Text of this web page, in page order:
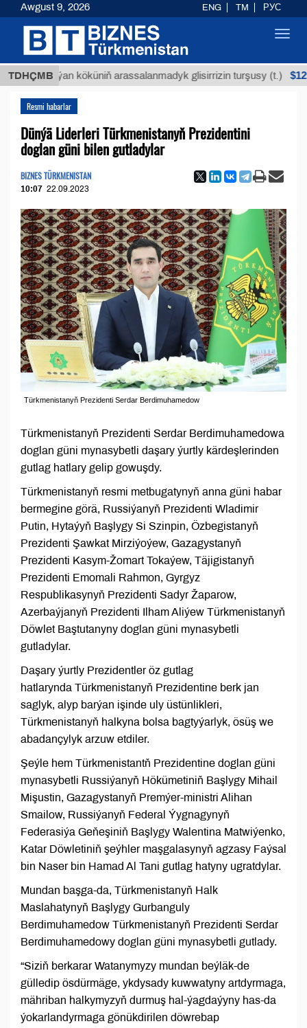
TDHÇMB
Buýan köküniň arassalanmadyk glisirrizin turşusy (t.) $12935,18
Resmi habarlar
Dünýä Liderleri Türkmenistanyň Prezidentini
doglan güni bilen gutladylar
BIZNES TÜRKMENISTAN
10:07 22.09.2023
Türkmenistanyň Prezidenti Serdar Berdimuhamedow
Türkmenistanyň Prezidenti Serdar Berdimuhamedowa
doglan güni mynasybetli daşary ýurtly kärdeşlerinden
gutlag hatlary gelip gowuşdy.
Türkmenistanyň resmi metbugatynyň anna güni habar
bermegine görä, Russiýanyň Prezidenti Wladimir
Putin, Hytaýyň Başlygy Si Szinpin, Özbegistanyň
Prezidenti Şawkat Mirziýoýew, Gazagystanyň
Prezidenti Kasym-Žomart Tokaýew, Täjigistanyň
Prezidenti Emomali Rahmon, Gyrgyz
Respublikasynyň Prezidenti Sadyr Žaparow,
Azerbaýjanyň Prezidenti Ilham Aliýew Türkmenistanyň
Döwlet Baştutanyny doglan güni mynasybetli
gutladylar.
Daşary ýurtly Prezidentler öz gutlag
hatlarynda Türkmenistanyň Prezidentine berk jan
saglyk, alyp barýan işinde uly üstünlikleri,
Türkmenistanyň halkyna bolsa bagtyýarlyk, ösüş we
abadançylyk arzuw etdiler.
Şeýle hem Türkmenistantň Prezidentine doglan güni
mynasybetli Russiýanyň Hökümetiniň Başlygy Mihail
Mişustin, Gazagystanyň Premýer-ministri Alihan
Smailow, Russiýanyň Federal Ýygnagynyň
Federasiýa Geňeşiniň Başlygy Walentina Matwiýenko,
Katar Döwletiniň şeýhler maşgalasynyň agzasy Faýsal
bin Naser bin Hamad Al Tani gutlag hatyny ugratdylar.
Mundan başga-da, Türkmenistanyň Halk
Maslahatynyň Başlygy Gurbanguly
Berdimuhamedow Türkmenistanyň Prezidenti Serdar
Berdimuhamedowy doglan güni mynasybetli gutlady.
“Siziň berkarar Watanymyzy mundan beýläk-de
gülledip ösdürmäge, ykdysady kuwwatyny artdyrmaga,
mähriban halkymyzyň durmuş hal-ýagdaýyny has-da
ýokarlandyrmaga gönükdirilen döwrebap
Awgust 9, 2026 ENG TM РУС